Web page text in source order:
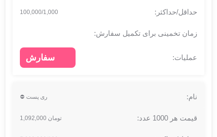
100,000/1,000
سفارش
ری پست ⛔
تومان 1,092,000